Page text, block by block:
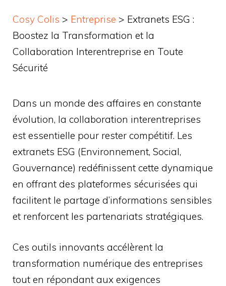
Cosy Colis > Entreprise > Extranets ESG :
Boostez la Transformation et la
Collaboration Interentreprise en Toute
Sécurité
Dans un monde des affaires en constante
évolution, la collaboration interentreprises
est essentielle pour rester compétitif. Les
extranets ESG (Environnement, Social,
Gouvernance) redéfinissent cette dynamique
en offrant des plateformes sécurisées qui
facilitent le partage d’informations sensibles
et renforcent les partenariats stratégiques.
Ces outils innovants accélèrent la
transformation numérique des entreprises
tout en répondant aux exigences